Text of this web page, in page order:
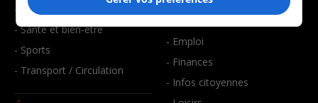
- Faits divers
- Santé et bien-être
- Sports
- Transport / Circulation
- Emploi
- Finances
- Infos citoyennes